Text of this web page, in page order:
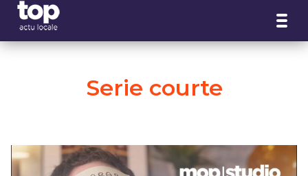
Serie courte
Panneau de gestion des cookies